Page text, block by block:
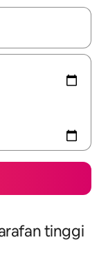
anak panah
tinggi